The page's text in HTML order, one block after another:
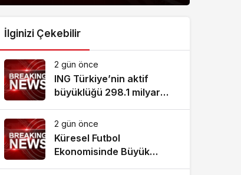
İlginizi Çekebilir
2 gün önce
ING Türkiye’nin aktif
büyüklüğü 298.1 milyar
2 gün önce
Küresel Futbol
Ekonomisinde Büyük